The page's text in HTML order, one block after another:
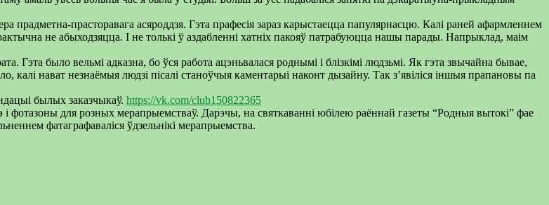
прадметна-прасторавага асяроддзя. Гэта прафесія зараз карыстаецца папулярнасцю. Калі раней афармленнем
не абыхо­дзяцца. І не толькі ў аздабленні хатніх пакояў патрабуюцца нашы парады. Напрыклад, маім
было вельмі адказна, бо ўся работа ацэньвалася роднымі і блізкімі людзьмі. Як гэта звычайна бывае,
нават незнаёмыя людзі пісалі станоўчыя каментарыі наконт дызайну. Так з’явіліся іншыя прапановы па
былых заказчыкаў. https://vk.com/club150822365
фотазоны для розных мерапрыемстваў. Дарэчы, на святкаванні юбілею раённай газеты “Родныя вытокі” фае
фатаграфаваліся ўдзельнікі мерапрыемства.